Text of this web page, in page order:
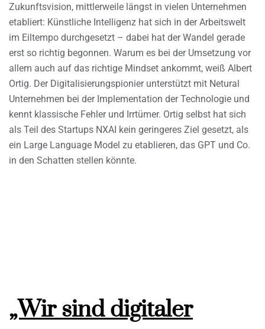
Zukunftsvision, mittlerweile längst in vielen Unternehmen
etabliert: Künstliche Intelligenz hat sich in der Arbeitswelt
im Eiltempo durchgesetzt – dabei hat der Wandel gerade
erst so richtig begonnen. Warum es bei der Umsetzung vor
allem auch auf das richtige Mindset ankommt, weiß Albert
Ortig. Der Digitalisierungspionier unterstützt mit Netural
Unternehmen bei der Implementation der Technologie und
kennt klassische Fehler und Irrtümer. Ortig selbst hat sich
als Teil des Startups NXAI kein geringeres Ziel gesetzt, als
ein Large Language Model zu etablieren, das GPT und Co.
in den Schatten stellen könnte.
„Wir sind digitaler